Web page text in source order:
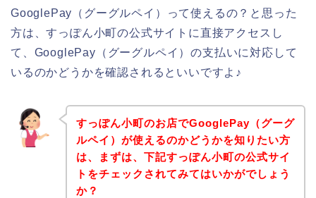
GooglePay（グーグルペイ）って使えるの？と思った
方は、すっぽん小町の公式サイトに直接アクセスし
て、GooglePay（グーグルペイ）の支払いに対応して
いるのかどうかを確認されるといいですよ♪
すっぽん小町のお店でGooglePay（グーグ
ルペイ）が使えるのかどうかを知りたい方
は、まずは、下記すっぽん小町の公式サイ
トをチェックされてみてはいかがでしょう
か？